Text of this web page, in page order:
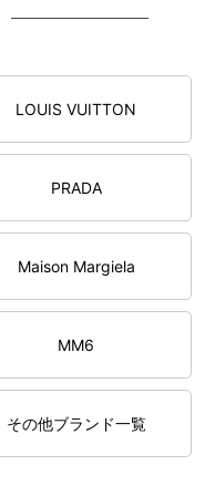
LOUIS VUITTON
PRADA
Maison Margiela
MM6
その他ブランド一覧